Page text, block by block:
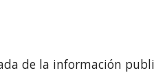
de la información